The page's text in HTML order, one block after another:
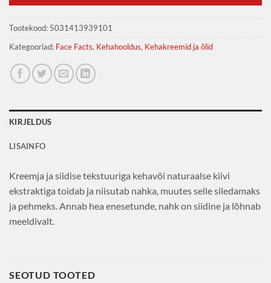
Tootekood: 5031413939101
Kategooriad: Face Facts, Kehahooldus, Kehakreemid ja õlid
KIRJELDUS
LISAINFO
Kreemja ja siidise tekstuuriga kehavõi naturaalse kiivi
ekstraktiga toidab ja niisutab nahka, muutes selle siledamaks
ja pehmeks. Annab hea enesetunde, nahk on siidine ja lõhnab
meeldivalt.
SEOTUD TOOTED